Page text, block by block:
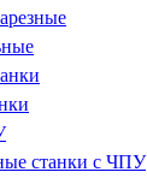
станки с ЧПУ